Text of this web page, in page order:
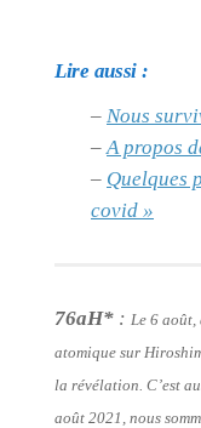
Lire aussi :
– Nous
– A propos
– Quelques
covid »
76aH* : Le 6
atomique sur
la révélation. C’est
août 2021, nous